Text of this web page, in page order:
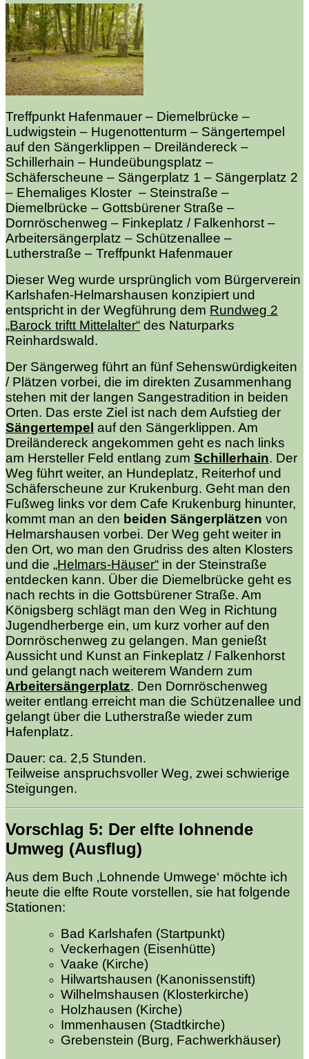
Treffpunkt Hafenmauer – Diemelbrücke –
Ludwigstein – Hugenottenturm – Sängertempel
auf den Sängerklippen – Dreiländereck –
Schillerhain – Hundeübungsplatz –
Schäferscheune – Sängerplatz 1 – Sängerplatz 2
– Ehemaliges Kloster – Steinstraße –
Diemelbrücke – Gottsbürener Straße –
Dornröschenweg – Finkeplatz / Falkenhorst –
Arbeitersängerplatz – Schützenallee –
Lutherstraße – Treffpunkt Hafenmauer
Dieser Weg wurde ursprünglich vom Bürgerverein
Karlshafen-Helmarshausen konzipiert und
entspricht in der Wegführung dem Rundweg 2
„Barock triftt Mittelalter“ des Naturparks
Reinhardswald.
Der Sängerweg führt an fünf Sehenswürdigkeiten
/ Plätzen vorbei, die im direkten Zusammenhang
stehen mit der langen Sangestradition in beiden
Orten. Das erste Ziel ist nach dem Aufstieg der
Sängertempel auf den Sängerklippen. Am
Dreiländereck angekommen geht es nach links
am Hersteller Feld entlang zum Schillerhain. Der
Weg führt weiter, an Hundeplatz, Reiterhof und
Schäferscheune zur Krukenburg. Geht man den
Fußweg links vor dem Cafe Krukenburg hinunter,
kommt man an den beiden Sängerplätzen von
Helmarshausen vorbei. Der Weg geht weiter in
den Ort, wo man den Grudriss des alten Klosters
und die „Helmars-Häuser“ in der Steinstraße
entdecken kann. Über die Diemelbrücke geht es
nach rechts in die Gottsbürener Straße. Am
Königsberg schlägt man den Weg in Richtung
Jugendherberge ein, um kurz vorher auf den
Dornröschenweg zu gelangen. Man genießt
Aussicht und Kunst an Finkeplatz / Falkenhorst
und gelangt nach weiterem Wandern zum
Arbeitersängerplatz. Den Dornröschenweg
weiter entlang erreicht man die Schützenallee und
gelangt über die Lutherstraße wieder zum
Hafenplatz.
Dauer: ca. 2,5 Stunden.
Teilweise anspruchsvoller Weg, zwei schwierige
Steigungen.
Vorschlag 5: Der elfte lohnende
Umweg (Ausflug)
Aus dem Buch ‚Lohnende Umwege‘ möchte ich
heute die elfte Route vorstellen, sie hat folgende
Stationen:
Bad Karlshafen (Startpunkt)
Veckerhagen (Eisenhütte)
Vaake (Kirche)
Hilwartshausen (Kanonissenstift)
Wilhelmshausen (Klosterkirche)
Holzhausen (Kirche)
Immenhausen (Stadtkirche)
Grebenstein (Burg, Fachwerkhäuser)